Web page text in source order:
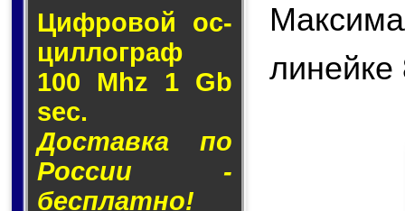
Циф­ро­вой ос­
цил­лог­раф
100 Mhz 1 Gb
sec.
Доставка по
России -
бесплатно!